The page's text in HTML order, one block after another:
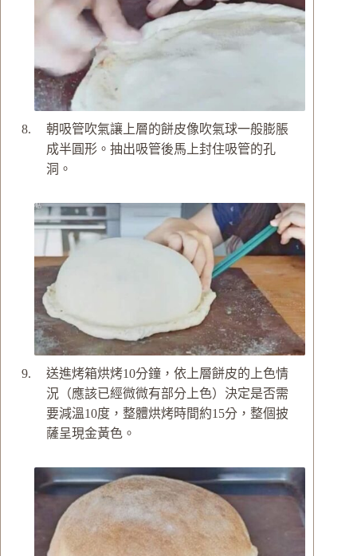
朝吸管吹氣讓上層的餅皮像吹氣球一般膨脹
成半圓形。抽出吸管後馬上封住吸管的孔
洞。
送進烤箱烘烤10分鐘，依上層餅皮的上色情
況（應該已經微微有部分上色）決定是否需
要減溫10度，整體烘烤時間約15分，整個披
薩呈現金黃色。